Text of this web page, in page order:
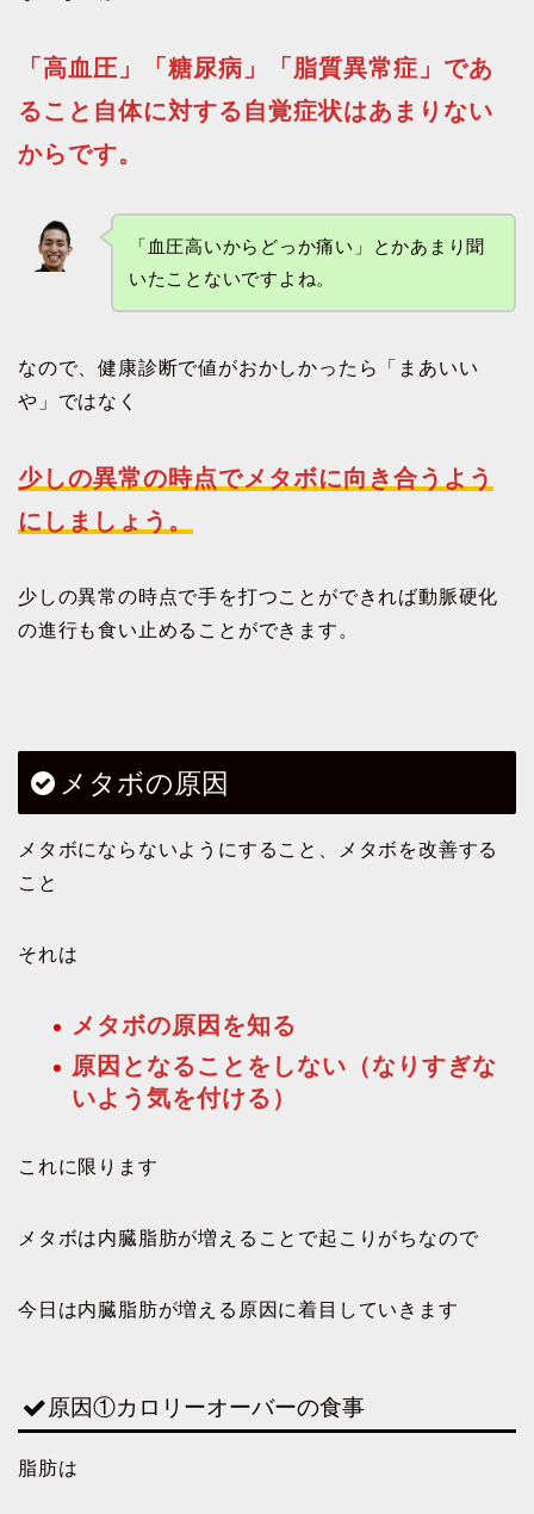
「高血圧」「糖尿病」「脂質異常症」であ
ること自体に対する自覚症状はあまりない
からです。
「血圧高いからどっか痛い」とかあまり聞
いたことないですよね。
なので、健康診断で値がおかしかったら「まあいい
や」ではなく
少しの異常の時点でメタボに向き合うよう
にしましょう。
少しの異常の時点で手を打つことができれば動脈硬化
の進行も食い止めることができます。
メタボの原因
メタボにならないようにすること、メタボを改善する
こと
それは
メタボの原因を知る
原因となることをしない（なりすぎな
いよう気を付ける）
これに限ります
メタボは内臓脂肪が増えることで起こりがちなので
今日は内臓脂肪が増える原因に着目していきます
原因①カロリーオーバーの食事
脂肪は